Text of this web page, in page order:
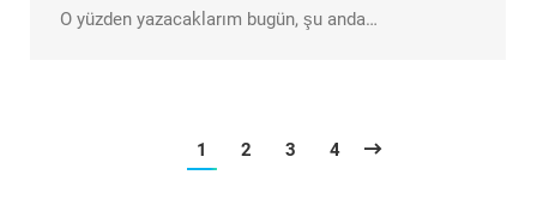
O yüzden yazacaklarım bugün, şu anda…
1 2 3 4